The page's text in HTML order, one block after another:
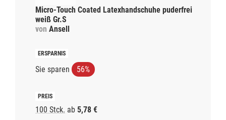
Micro-Touch Coated Latexhandschuhe puderfrei
weiß Gr.S
von Ansell
Sie sparen 56%
100 Stck. ab 5,78 €